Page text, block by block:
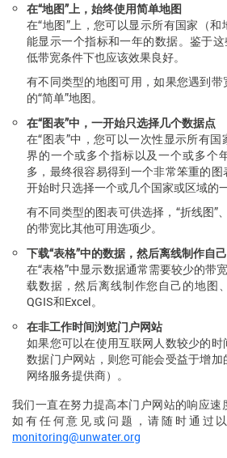
在“地图”上，始终使用简单地图
在“地图”上，您可以显示所有国家（
能显示一个指标和一年的数据。鉴于这
低带宽条件下也应该效果良好。
有不同类型的地图可用，如果您遇到
的“简单”地图。
在“图表”中，一开始只选择几个数据点
在“图表”中，您可以一次性显示所有
界的一个或多个指标以及一个或多个
多，最终很容易得到一个非常笨重的图
开始时只选择一个或几个国家或区域的
有不同类型的图表可供选择，“折线图”
的带宽比其他可用选项少。
下载“表格”中的数据，然后离线制作自
在“表格”中显示数据通常需要较少的带
载数据，然后离线制作您自己的地图
QGIS和Excel。
在非工作时间浏览门户网站
如果您可以在使用互联网人数较少的
数据门户网站，则您可能会受益于增
网络服务提供商）。
我们一直在努力提高本门户网站的响应速
如有任何意见或问题，请随时通过
monitoring@unwater.org